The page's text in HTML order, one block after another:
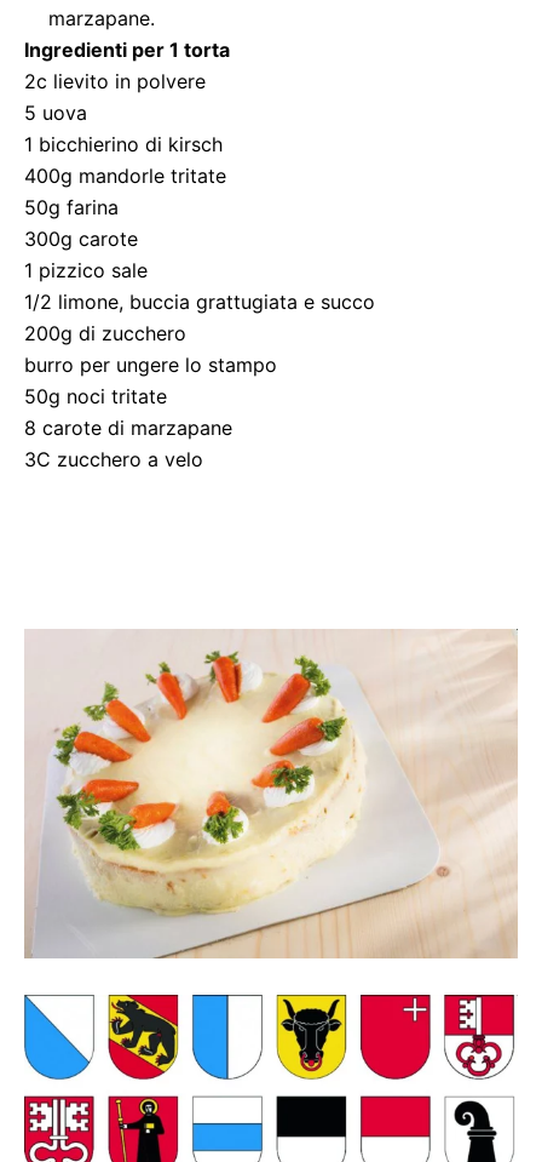
marzapane.
Ingredienti per 1 torta
2c lievito in polvere
5 uova
1 bicchierino di kirsch
400g mandorle tritate
50g farina
300g carote
1 pizzico sale
1/2 limone, buccia grattugiata e succo
200g di zucchero
burro per ungere lo stampo
50g noci tritate
8 carote di marzapane
3C zucchero a velo